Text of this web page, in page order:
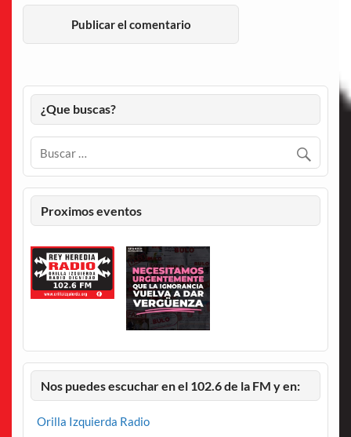
¿Que buscas?
Proximos eventos
Nos puedes escuchar en el 102.6 de la FM y en:
Orilla Izquierda Radio